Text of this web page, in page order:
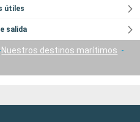
útiles
salida
Nuestros destinos marítimos